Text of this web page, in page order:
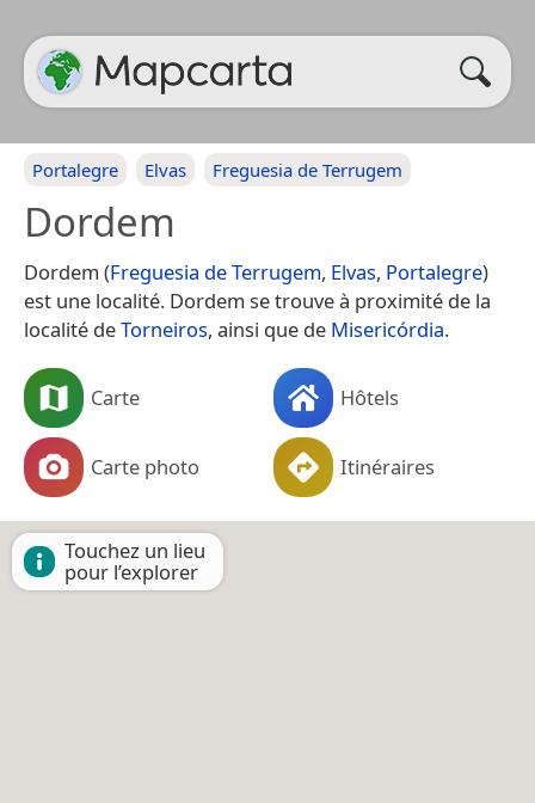
Portalegre Elvas Freguesia de Terrugem
Dordem
Dordem (Freguesia de Terrugem, Elvas, Portalegre)
est une localité. Dordem se trouve à proximité de la
localité deTorneiros, ainsi que de Misericórdia.
Carte Hôtels
Carte photo Itinéraires
Touchez un lieu
pour l’explorer